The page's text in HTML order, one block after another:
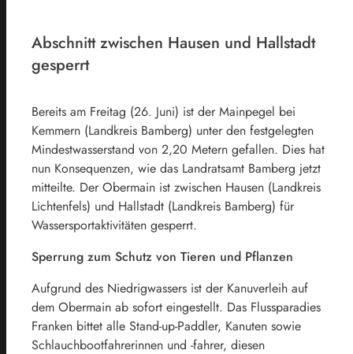
Abschnitt zwischen Hausen und Hallstadt
gesperrt
Bereits am Freitag (26. Juni) ist der Mainpegel bei
Kemmern (Landkreis Bamberg) unter den festgelegten
Mindestwasserstand von 2,20 Metern gefallen. Dies hat
nun Konsequenzen, wie das Landratsamt Bamberg jetzt
mitteilte. Der Obermain ist zwischen Hausen (Landkreis
Lichtenfels) und Hallstadt (Landkreis Bamberg) für
Wassersportaktivitäten gesperrt.
Sperrung zum Schutz von Tieren und Pflanzen
Aufgrund des Niedrigwassers ist der Kanuverleih auf
dem Obermain ab sofort eingestellt. Das Flussparadies
Franken bittet alle Stand-up-Paddler, Kanuten sowie
Schlauchbootfahrerinnen und -fahrer, diesen